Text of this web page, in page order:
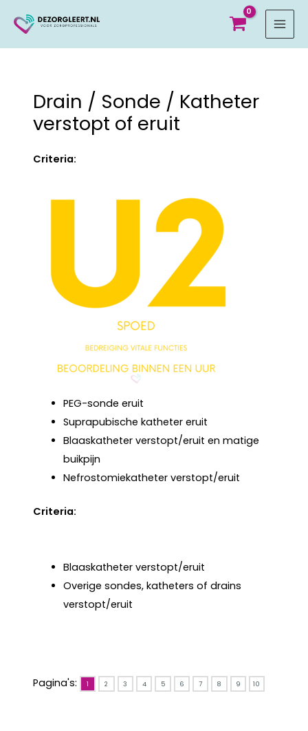
Drain / Sonde / Katheter
verstopt of eruit
Criteria:
PEG-sonde eruit
Suprapubische katheter eruit
Blaaskatheter verstopt/eruit en matige
buikpijn
Nefrostomiekatheter verstopt/eruit
Criteria:
Blaaskatheter verstopt/eruit
Overige sondes, katheters of drains
verstopt/eruit
Pagina's: 1 2 3 4 5 6 7 8 9 10